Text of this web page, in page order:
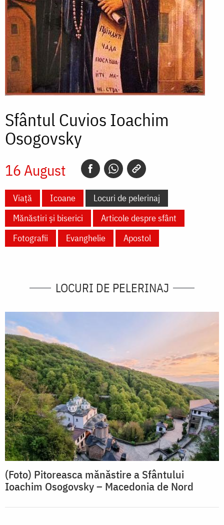
Sfântul Cuvios Ioachim
Osogovsky
16 August
Viață Icoane
Locuri de pelerinaj
Mănăstiri și biserici
Articole despre sfânt
Fotografii
Evanghelie Apostol
LOCURI DE PELERINAJ
(Foto) Pitoreasca mănăstire a Sfântului
Ioachim Osogovsky – Macedonia de Nord